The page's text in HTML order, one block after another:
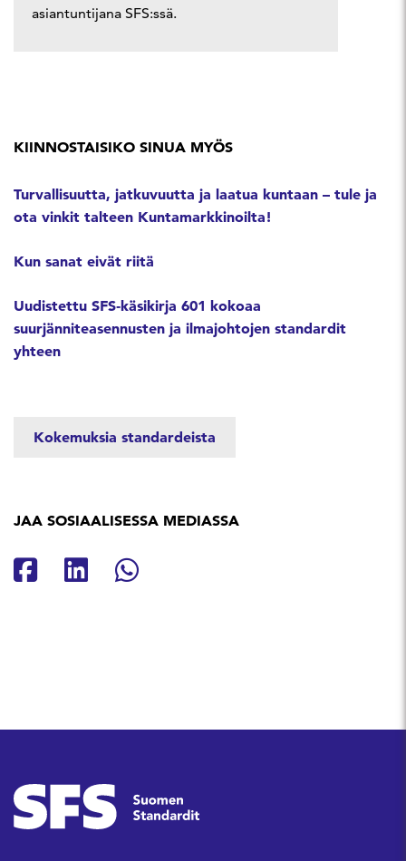
asiantuntijana SFS:ssä.
KIINNOSTAISIKO SINUA MYÖS
Turvallisuutta, jatkuvuutta ja laatua kuntaan – tule ja
ota vinkit talteen Kuntamarkkinoilta!
Kun sanat eivät riitä
Uudistettu SFS‑käsikirja 601 kokoaa
suurjänniteasennusten ja ilmajohtojen standardit
yhteen
Kokemuksia standardeista
JAA SOSIAALISESSA MEDIASSA
Jaa Facebookissa
Jaa Linkedinissä
Jaa Whatsappissa